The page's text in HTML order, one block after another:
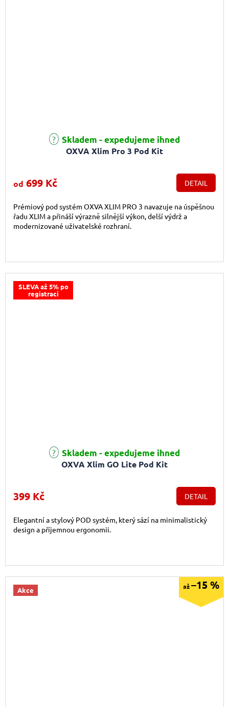
OXVA Xlim Pro 3 Pod Kit
Průměrné hodnocení produktu je 5,0 z 5 hvězdiček.
Skladem - expedujeme ihned
od 699 Kč DETAIL
Prémiový pod systém OXVA XLIM PRO 3 navazuje na úspěšnou
řadu XLIM a přináší výrazně silnější výkon, delší výdrž a
modernizované uživatelské rozhraní.
SLEVA až 5% po
registraci
OXVA Xlim GO Lite Pod Kit
Skladem - expedujeme ihned
399 Kč DETAIL
Elegantní a stylový POD systém, který sází na minimalistický
design a příjemnou ergonomii.
Akce až–15 %